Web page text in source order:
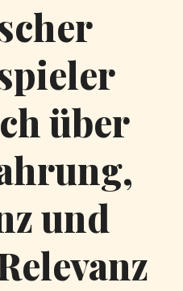
über
und